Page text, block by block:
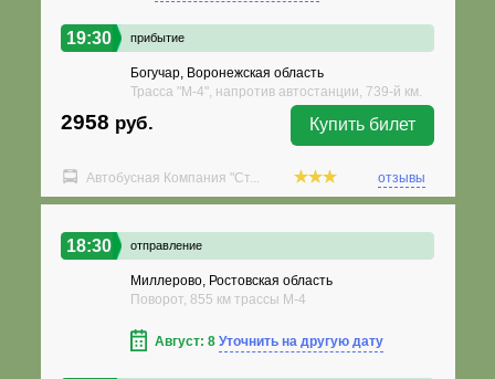
19:30 прибытие
Богучар, Воронежская область
Трасса "М-4", напротив автостанции, 739-й км.
2958 руб. Купить билет
Автобусная Компания "Ст... отзывы
18:30 отправление
Миллерово, Ростовская область
Поворот, 855 км трассы М-4
Август: 8 Уточнить на другую дату